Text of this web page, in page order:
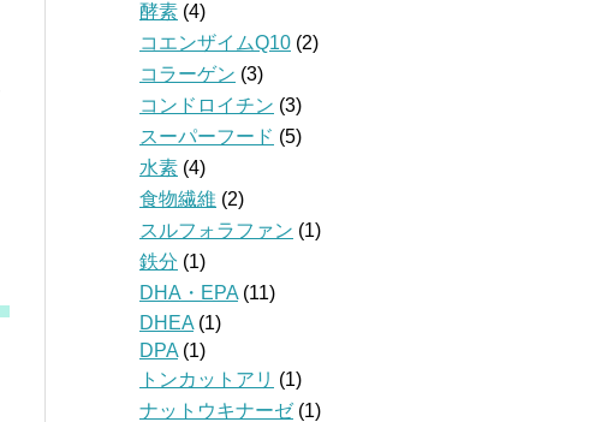
酵素 (4)
コエンザイムQ10 (2)
コラーゲン (3)
コンドロイチン (3)
スーパーフード (5)
水素 (4)
食物繊維 (2)
スルフォラファン (1)
鉄分 (1)
DHA・EPA (11)
DHEA (1)
DPA (1)
トンカットアリ (1)
ナットウキナーゼ(1)